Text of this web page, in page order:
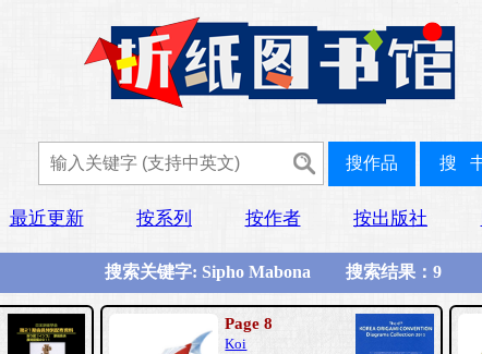
最近更新 按系列 按作者 按出版社
搜索关键字: Sipho Mabona 搜索结果：9
Page 8
Koi